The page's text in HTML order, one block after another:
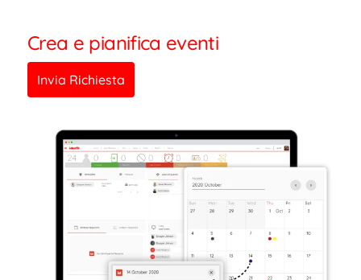
Crea e pianifica eventi
Invia Richiesta